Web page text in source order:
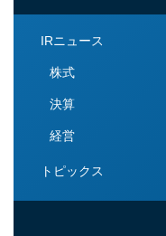
IRニュース
株式
決算
経営
トピックス